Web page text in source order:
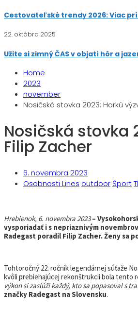
Cestovateľské trendy 2026: Viac
22. októbra 2025
Užite si zimný ČAS v objatí hôr a
Home
2023
november
Nosičská stovka 2023: Horkú
Nosičská stovka
Filip Zacher
6. novembra 2023
Osobnosti Lines outdoor Šport
Hrebienok, 6. novembra 2023 –
vysporiadať i s nepriaznivým
Radegast poradil Filip Zacher. Ženy sa
Tohtoročný 22. ročník legendárnej súťaže
kvôli prebiehajúcej rekonštrukcii bola tento
výkon si zaslúži každý, kto sa popasoval s
značky Radegast na Slovensku.